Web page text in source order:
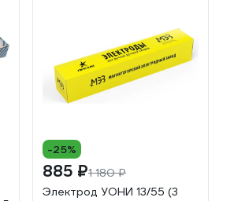
-25%
885 ₽1 180 ₽
Электрод УОНИ 13/55 (3